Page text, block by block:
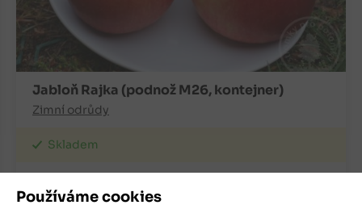
Používáme cookies
Jabloň Rajka (podnož M26, kontejner)
Zimní odrůdy
Skladem